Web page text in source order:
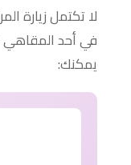
لا تكتمل زيارة
في أحد المقاهي
يمكنك: